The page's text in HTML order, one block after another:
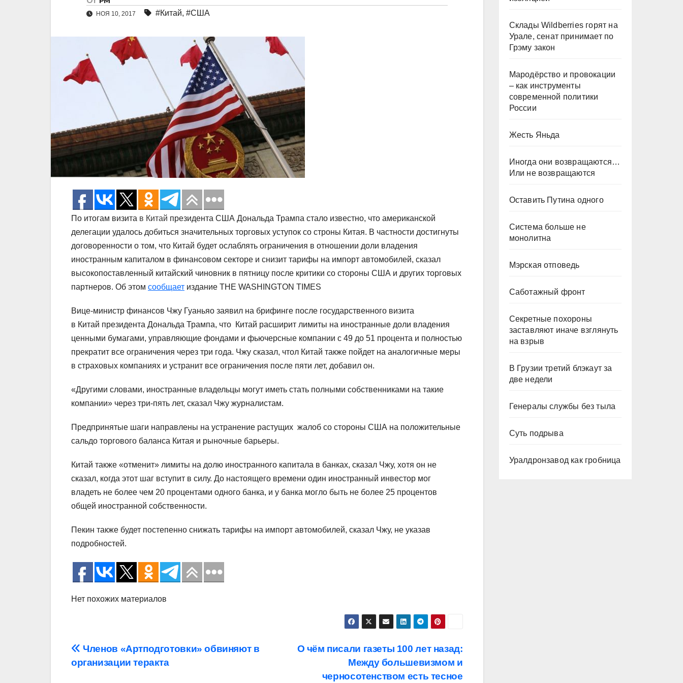
НОЯ 10, 2017 #Китай, #США
По итогам визита в Китай президента США Дональда Трампа стало известно, что американской
делегации удалось добиться значительных торговых уступок со строны Китая. В частности достигнуты
договоренности о том, что Китай будет ослаблять ограничения в отношении доли владения
иностранным капиталом в финансовом секторе и снизит тарифы на импорт автомобилей, сказал
высокопоставленный китайский чиновник в пятницу после критики со стороны США и других торговых
партнеров. Об этом сообщает издание THE WASHINGTON TIMES
Вице-министр финансов Чжу Гуаньяо заявил на брифинге после государственного визита
в Китай президента Дональда Трампа, что Китай расширит лимиты на иностранные доли владения
ценными бумагами, управляющие фондами и фьючерсные компании с 49 до 51 процента и полностью
прекратит все ограничения через три года. Чжу сказал, чтол Китай также пойдет на аналогичные меры
в страховых компаниях и устранит все ограничения после пяти лет, добавил он.
«Другими словами, иностранные владельцы могут иметь стать полными собственниками на такие
компании» через три-пять лет, сказал Чжу журналистам.
Предпринятые шаги направлены на устранение растущих жалоб со стороны США на положительные
сальдо торгового баланса Китая и рыночные барьеры.
Китай также «отменит» лимиты на долю иностранного капитала в банках, сказал Чжу, хотя он не
сказал, когда этот шаг вступит в силу. До настоящего времени один иностранный инвестор мог
владеть не более чем 20 процентами одного банка, и у банка могло быть не более 25 процентов
общей иностранной собственности.
Пекин также будет постепенно снижать тарифы на импорт автомобилей, сказал Чжу, не указав
подробностей.
Нет похожих материалов
Навигация
по
О чём писали газеты 100 лет назад:
Между большевизмом и
черносотенством есть тесное
Членов «Артподготовки» обвиняют в
организации теракта
Склады Wildberries горят на
Урале, сенат принимает по
Грэму закон
Мародёрство и провокации
– как инструменты
современной политики
России
Жесть Яньда
Иногда они возвращаются…
Или не возвращаются
Оставить Путина одного
Система больше не
монолитна
Мэрская отповедь
Саботажный фронт
Секретные похороны
заставляют иначе взглянуть
на взрыв
В Грузии третий блэкаут за
две недели
Генералы службы без тыла
Суть подрыва
Уралдронзавод как гробница